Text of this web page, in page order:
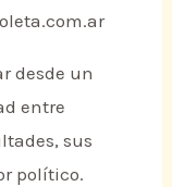
desde un
entre
sus
político.